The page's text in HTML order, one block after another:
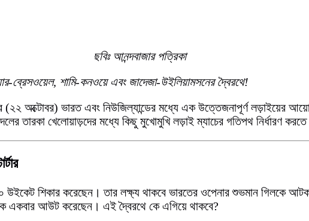
ছবিঃ আনন্দবাজার পত্রিকা
ব্রেসওয়েল, শামি-কনওয়ে এবং জাদেজা-উইলিয়ামসনের দ্বৈরথে!
(২২ অক্টোবর) ভারত এবং নিউজিল্যান্ডের মধ্যে এক উত্তেজনাপূর্ণ লড়াইয়ের
তারকা খেলোয়াড়দের মধ্যে কিছু মুখোমুখি লড়াই ম্যাচের গতিপথ নির্ধারণ
উইকেট শিকার করেছেন। তার লক্ষ্য থাকবে ভারতের ওপেনার শুভমান গিলকে
একবার আউট করেছেন। এই দ্বৈরথে কে এগিয়ে থাকবে?